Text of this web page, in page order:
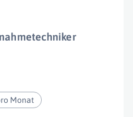
Monat